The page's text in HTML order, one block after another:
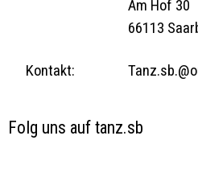
Am Hof 30
66113
Kontakt:
Folg uns auf tanz.sb